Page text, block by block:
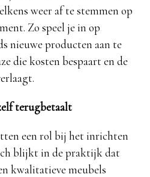
weer af te stemmen op
Zo speel je in op
nieuwe producten aan te
die kosten bespaart en de
terugbetaalt
een rol bij het inrichten
blijkt in de praktijk dat
kwalitatieve meubels